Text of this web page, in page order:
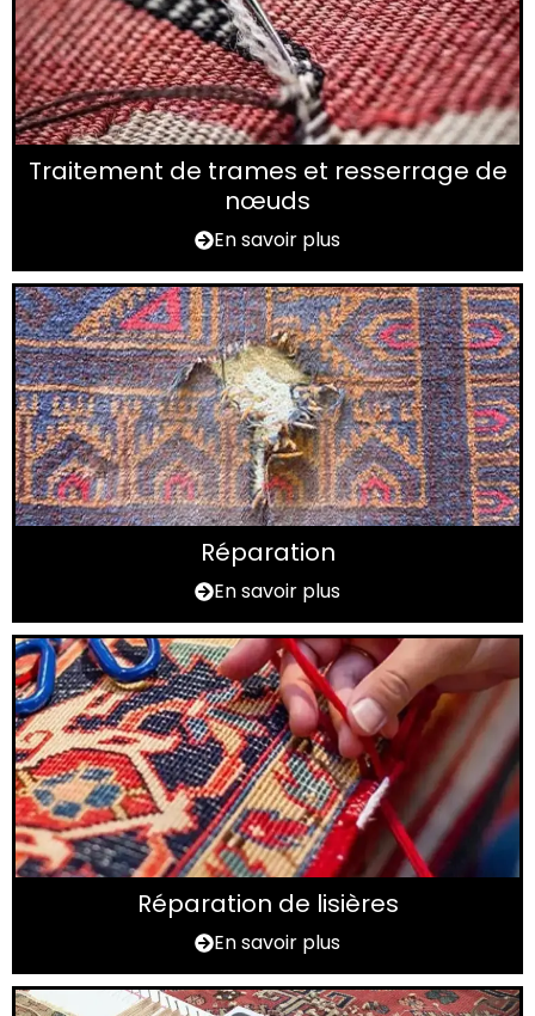
Traitement de trames et resserrage de
nœuds
En savoir plus
Réparation
En savoir plus
Réparation de lisières
En savoir plus